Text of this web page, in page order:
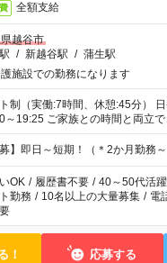
全額支給
越谷市
/ 新越谷駅 / 蒲生駅
施設での勤務になります
（実働:7時間、休憩:45分） 日番：8:45～17:20 遅番：
の時間と両立できます！ ※時間帯にご希
ざいましたらお気軽にご相談く
募】即日～短期！（＊2か月勤務～
OK / 履歴書不要 / 40～50代活
勤務 / 10名以上の大量募集 / 電
！ 応募する